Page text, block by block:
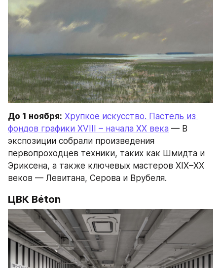
До 1 ноября: Хрупкое искусство. Пастель из
фондов графики XVIII – начала XX века — В
экспозиции собрали произведения
первопроходцев техники, таких как Шмидта и
Эриксена, а также ключевых мастеров XIX–XX
веков — Левитана, Серова и Врубеля.
ЦВК Béton